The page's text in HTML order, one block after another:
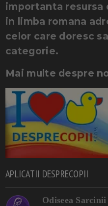
importanta
in limba romana
celor care doresc
categorie.
Mai multe despre
APLICATII DESPRECOPII
Odiseea